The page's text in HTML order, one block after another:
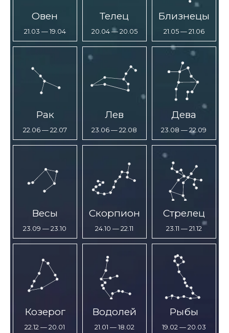
Овен
21.03 — 19.04
Телец
20.04 — 20.05
Близнецы
21.05 — 21.06
Рак
22.06 — 22.07
Лев
23.06 — 22.08
Дева
23.08 — 22.09
Весы
23.09 — 23.10
Скорпион
24.10 — 22.11
Стрелец
23.11 — 21.12
Козерог
22.12 — 20.01
Водолей
21.01 — 18.02
Рыбы
19.02 — 20.03